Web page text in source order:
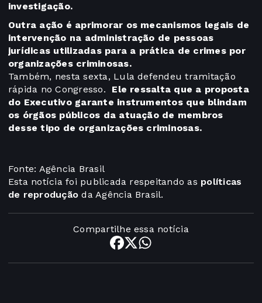
investigação.
Outra ação é aprimorar os mecanismos legais de
intervenção na administração de pessoas
jurídicas utilizadas para a prática de crimes por
organizações criminosas.
Também, nesta sexta, Lula defendeu tramitação
rápida no Congresso. Ele ressalta que a proposta
do Executivo garante instrumentos que blindam
os órgãos públicos da atuação de membros
desse tipo de organizações criminosas.
Fonte: Agência Brasil
Esta notícia foi publicada respeitando as políticas
de reprodução da Agência Brasil.
Compartilhe essa notícia